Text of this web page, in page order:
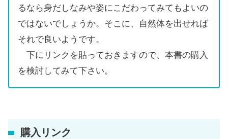
るなら身だしなみや姿にこだわってみてもよいの
ではないでしょうか。そこに、自然体を出せれば
それで良いようです。
下にリンクを貼っておきますので、本書の購入
を検討してみて下さい。
購入リンク